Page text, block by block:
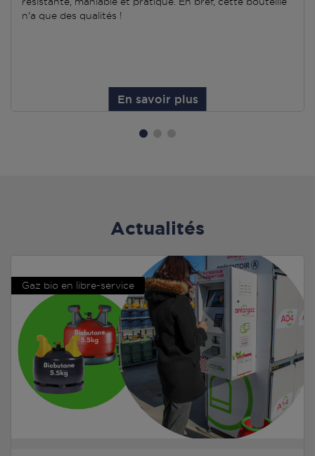
n'a que des qualités !
En savoir plus
Actualités
Gaz bio en libre-service